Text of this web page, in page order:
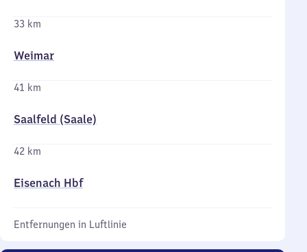
33 km
Weimar
41 km
Saalfeld (Saale)
42 km
Eisenach Hbf
Entfernungen in Luftlinie